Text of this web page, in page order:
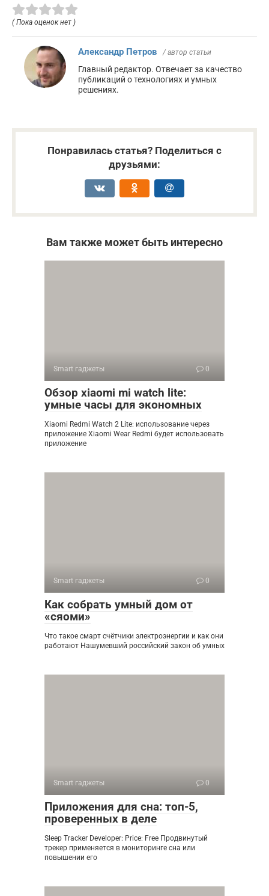
( Пока оценок нет )
Александр Петров / автор статьи
Главный редактор. Отвечает за качество
публикаций о технологиях и умных
решениях.
Понравилась статья? Поделиться с
друзьями:
Вам также может быть интересно
Smart гаджеты 0
Обзор xiaomi mi watch lite:
умные часы для экономных
Xiaomi Redmi Watch 2 Lite: использование через
приложение Xiaomi Wear Redmi будет использовать
приложение
Smart гаджеты 0
Как собрать умный дом от
«сяоми»
Что такое смарт счётчики электроэнергии и как они
работают Нашумевший российский закон об умных
Smart гаджеты 0
Приложения для сна: топ-5,
проверенных в деле
Sleep Tracker Developer: Price: Free Продвинутый
трекер применяется в мониторинге сна или
повышении его